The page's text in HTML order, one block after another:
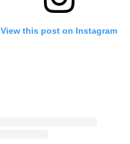
View this post on Instagram